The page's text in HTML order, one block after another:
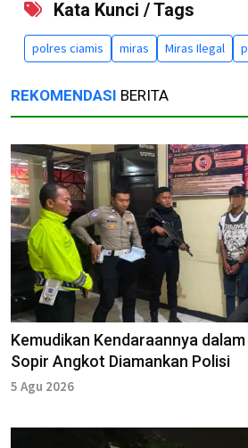
Kata Kunci / Tags
polres ciamis miras Miras Ilegal
REKOMENDASI BERITA
Kemudikan Kendaraannya
Sopir Angkot Diamankan Polisi
5 Agu 2026